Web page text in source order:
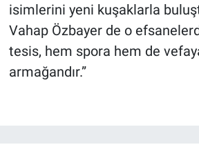
isimlerini yeni kuşaklarla
Vahap Özbayer de o
tesis, hem spora hem de
armağandır.”